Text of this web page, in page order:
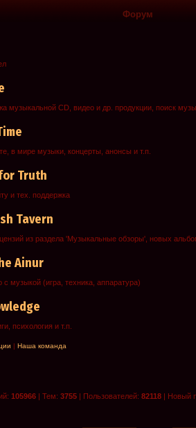
Форум
музыкальной CD, видео и др. продукции, поиск
в мире музыки, концерты, анонсы и т.п.
Truth
и тех. поддержка
Tavern
из раздела 'Музыкальные обзоры', новых
Ainur
с музыкой (игра, техника, аппаратура)
психология и т.п.
| Наша команда
105966 | Тем: 3755 | Пользователей: 82118 | Новый